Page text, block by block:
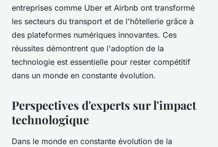
entreprises comme Uber et Airbnb ont transformé
les secteurs du transport et de l'hôtellerie grâce à
des plateformes numériques innovantes. Ces
réussites démontrent que l'adoption de la
technologie est essentielle pour rester compétitif
dans un monde en constante évolution.
Perspectives d'experts sur l'impact
technologique
Dans le monde en constante évolution de la